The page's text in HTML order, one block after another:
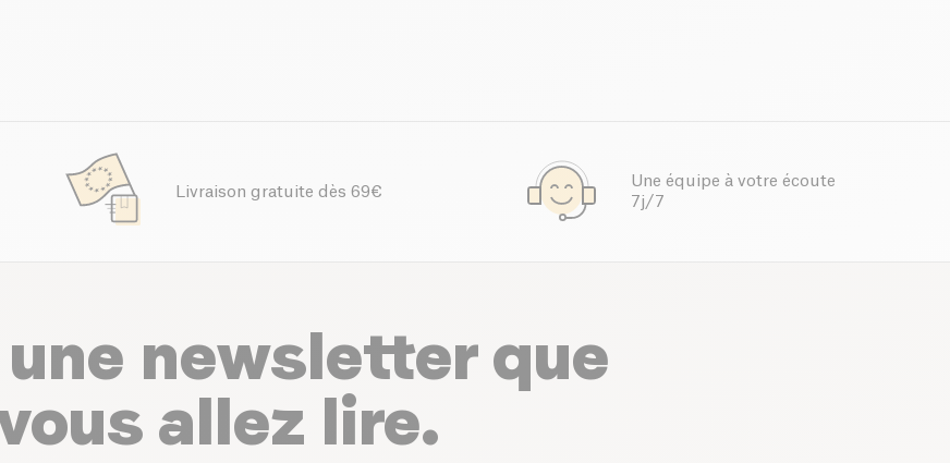
Livraison gratuite dès 69€
Une équipe à votre écoute
7j/7
newsletter que
allez lire.